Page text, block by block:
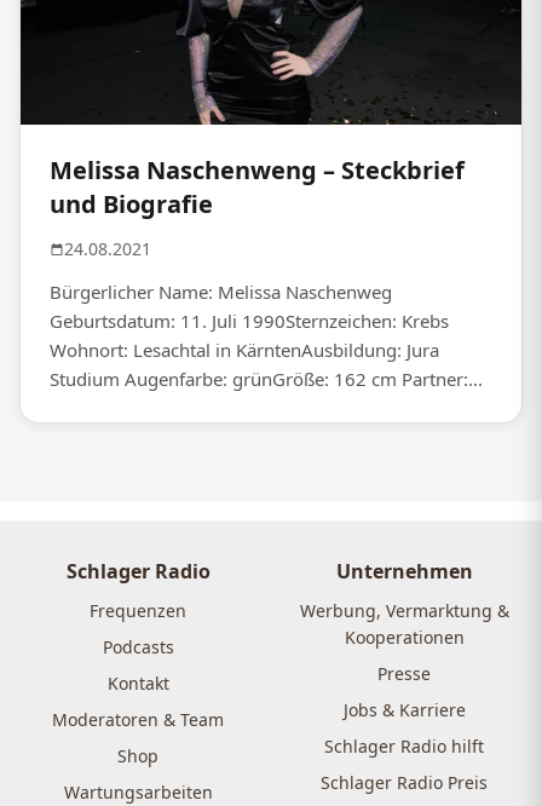
Melissa Naschenweng – Steckbrief
und Biografie
24.08.2021
Bürgerlicher Name: Melissa Naschenweg
Geburtsdatum: 11. Juli 1990Sternzeichen: Krebs
Wohnort: Lesachtal in KärntenAusbildung: Jura
Studium Augenfarbe: grünGröße: 162 cm Partner:...
Schlager Radio
Frequenzen
Podcasts
Kontakt
Moderatoren & Team
Shop
Wartungsarbeiten
Unternehmen
Werbung, Vermarktung &
Kooperationen
Presse
Jobs & Karriere
Schlager Radio hilft
Schlager Radio Preis